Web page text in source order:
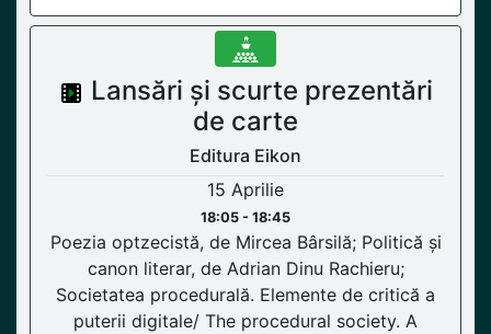
Lansări și scurte prezentări
de carte
Editura Eikon
15 Aprilie
18:05 - 18:45
Poezia optzecistă, de Mircea Bârsilă; Politică și
canon literar, de Adrian Dinu Rachieru;
Societatea procedurală. Elemente de critică a
puterii digitale/ The procedural society. A